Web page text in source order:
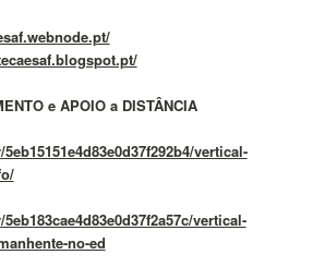
e APOIO a DISTÂNCIA
vertical-
vertical-
no-ed